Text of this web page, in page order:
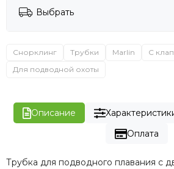
Выбрать
Снорклинг Трубки Marlin
С
Для подводной охоты
Описание
Оплата
Трубка для подводного плавания с